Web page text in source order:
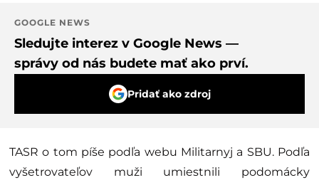
GOOGLE NEWS
Sledujte interez v Google News —
správy od nás budete mať ako prví.
Pridať ako zdroj
TASR o tom píše podľa webu Militarnyj a SBU. Podľa
vyšetrovateľov muži umiestnili podomácky